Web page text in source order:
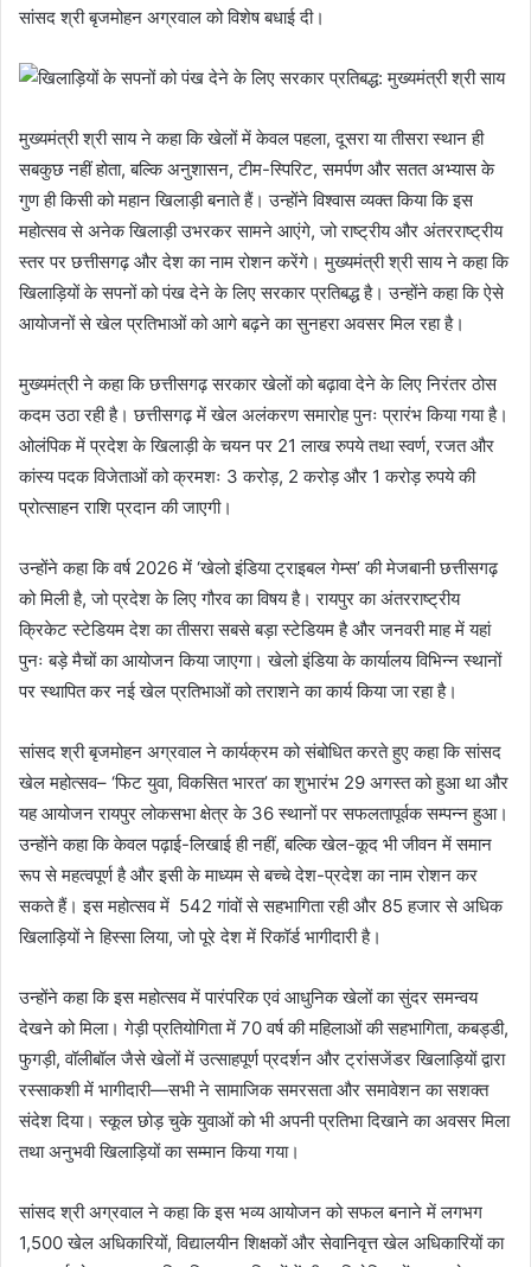
सांसद श्री बृजमोहन अग्रवाल को विशेष बधाई दी।
मुख्यमंत्री श्री साय ने कहा कि खेलों में केवल पहला, दूसरा या तीसरा स्थान ही
सबकुछ नहीं होता, बल्कि अनुशासन, टीम-स्पिरिट, समर्पण और सतत अभ्यास के
गुण ही किसी को महान खिलाड़ी बनाते हैं। उन्होंने विश्वास व्यक्त किया कि इस
महोत्सव से अनेक खिलाड़ी उभरकर सामने आएंगे, जो राष्ट्रीय और अंतरराष्ट्रीय
स्तर पर छत्तीसगढ़ और देश का नाम रोशन करेंगे। मुख्यमंत्री श्री साय ने कहा कि
खिलाड़ियों के सपनों को पंख देने के लिए सरकार प्रतिबद्ध है। उन्होंने कहा कि ऐसे
आयोजनों से खेल प्रतिभाओं को आगे बढ़ने का सुनहरा अवसर मिल रहा है।
मुख्यमंत्री ने कहा कि छत्तीसगढ़ सरकार खेलों को बढ़ावा देने के लिए निरंतर ठोस
कदम उठा रही है। छत्तीसगढ़ में खेल अलंकरण समारोह पुनः प्रारंभ किया गया है।
ओलंपिक में प्रदेश के खिलाड़ी के चयन पर 21 लाख रुपये तथा स्वर्ण, रजत और
कांस्य पदक विजेताओं को क्रमशः 3 करोड़, 2 करोड़ और 1 करोड़ रुपये की
प्रोत्साहन राशि प्रदान की जाएगी।
उन्होंने कहा कि वर्ष 2026 में ‘खेलो इंडिया ट्राइबल गेम्स’ की मेजबानी छत्तीसगढ़
को मिली है, जो प्रदेश के लिए गौरव का विषय है। रायपुर का अंतरराष्ट्रीय
क्रिकेट स्टेडियम देश का तीसरा सबसे बड़ा स्टेडियम है और जनवरी माह में यहां
पुनः बड़े मैचों का आयोजन किया जाएगा। खेलो इंडिया के कार्यालय विभिन्न स्थानों
पर स्थापित कर नई खेल प्रतिभाओं को तराशने का कार्य किया जा रहा है।
सांसद श्री बृजमोहन अग्रवाल ने कार्यक्रम को संबोधित करते हुए कहा कि सांसद
खेल महोत्सव– ‘फिट युवा, विकसित भारत’ का शुभारंभ 29 अगस्त को हुआ था और
यह आयोजन रायपुर लोकसभा क्षेत्र के 36 स्थानों पर सफलतापूर्वक सम्पन्न हुआ।
उन्होंने कहा कि केवल पढ़ाई-लिखाई ही नहीं, बल्कि खेल-कूद भी जीवन में समान
रूप से महत्वपूर्ण है और इसी के माध्यम से बच्चे देश-प्रदेश का नाम रोशन कर
सकते हैं। इस महोत्सव में 542 गांवों से सहभागिता रही और 85 हजार से अधिक
खिलाड़ियों ने हिस्सा लिया, जो पूरे देश में रिकॉर्ड भागीदारी है।
उन्होंने कहा कि इस महोत्सव में पारंपरिक एवं आधुनिक खेलों का सुंदर समन्वय
देखने को मिला। गेड़ी प्रतियोगिता में 70 वर्ष की महिलाओं की सहभागिता, कबड्डी,
फुगड़ी, वॉलीबॉल जैसे खेलों में उत्साहपूर्ण प्रदर्शन और ट्रांसजेंडर खिलाड़ियों द्वारा
रस्साकशी में भागीदारी—सभी ने सामाजिक समरसता और समावेशन का सशक्त
संदेश दिया। स्कूल छोड़ चुके युवाओं को भी अपनी प्रतिभा दिखाने का अवसर मिला
तथा अनुभवी खिलाड़ियों का सम्मान किया गया।
सांसद श्री अग्रवाल ने कहा कि इस भव्य आयोजन को सफल बनाने में लगभग
1,500 खेल अधिकारियों, विद्यालयीन शिक्षकों और सेवानिवृत्त खेल अधिकारियों का